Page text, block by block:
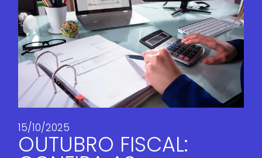
15/10/2025
OUTUBRO FISCAL: